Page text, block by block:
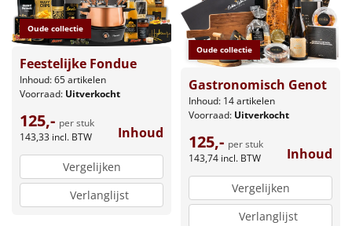
Oude collectie
Feestelijke Fondue
Inhoud: 65 artikelen
Voorraad: Uitverkocht
125,- per stuk
143,33 incl. BTW Inhoud
Vergelijken
Verlanglijst
Oude collectie
Gastronomisch Genot
Inhoud: 14 artikelen
Voorraad: Uitverkocht
125,- per stuk
143,74 incl. BTW Inhoud
Vergelijken
Verlanglijst